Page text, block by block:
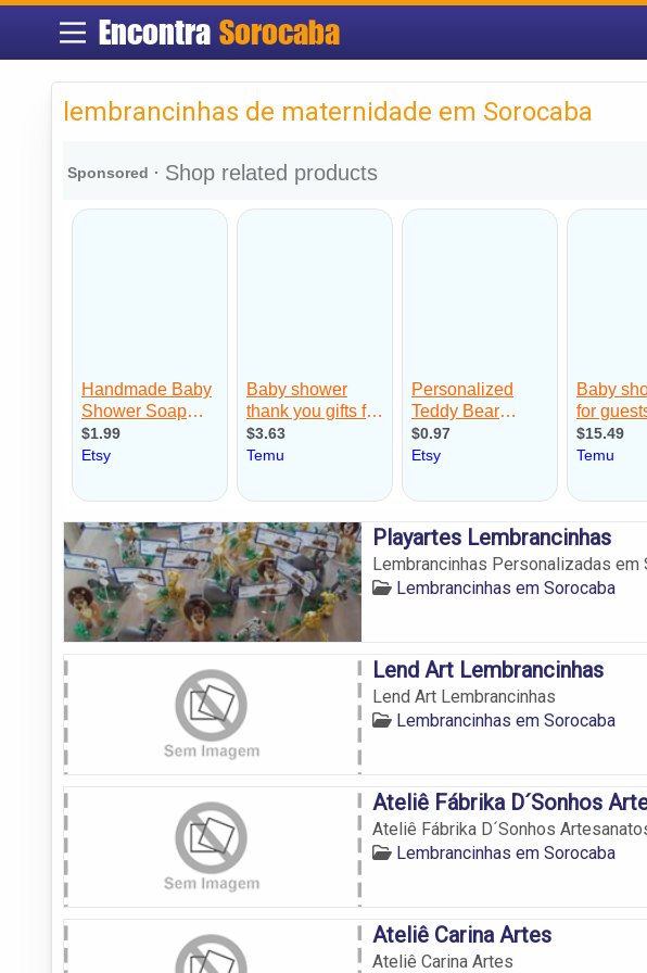
Encontra Sorocaba
lembrancinhas de maternidade em Sorocaba
Playartes Lembrancinhas
Lembrancinhas Personalizadas em
Lembrancinhas em Sorocaba
Lend Art Lembrancinhas
Lend Art Lembrancinhas
Lembrancinhas em Sorocaba
Ateliê Fábrika D´Sonhos
Ateliê Fábrika D´Sonhos
Lembrancinhas em Sorocaba
Ateliê Carina Artes
Ateliê Carina Artes